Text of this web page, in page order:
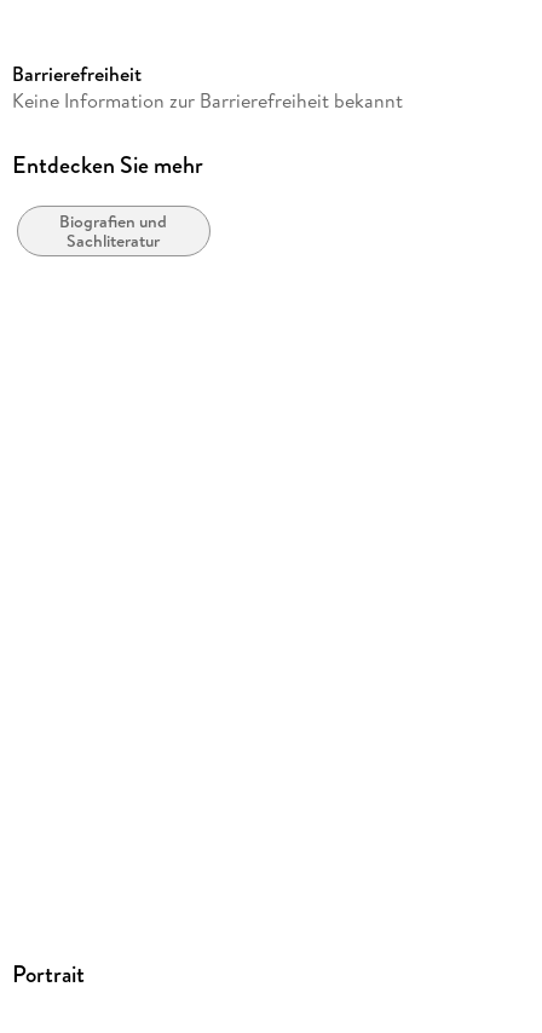
Verlag/Hersteller
Produktart
Gewicht
56 g
Barrierefreiheit
Keine Information zur Barrierefreiheit bekannt
Entdecken Sie mehr
Biografien und
Sachliteratur
Portrait